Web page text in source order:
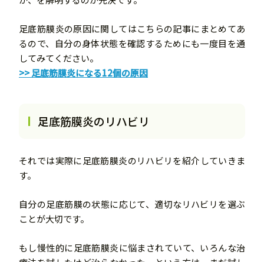
足底筋膜炎の原因に関してはこちらの記事にまとめてあ
るので、自分の身体状態を確認するためにも一度目を通
してみてください。
>> 足底筋膜炎になる12個の原因
足底筋膜炎のリハビリ
それでは実際に足底筋膜炎のリハビリを紹介していきま
す。
自分の足底筋膜の状態に応じて、適切なリハビリを選ぶ
ことが大切です。
もし慢性的に足底筋膜炎に悩まされていて、いろんな治